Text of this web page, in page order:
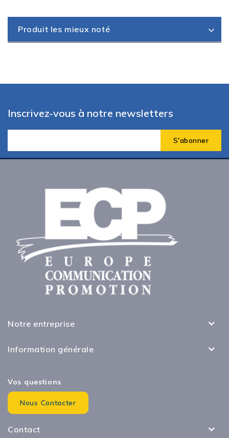
Produit les mieux noté
Inscrivez-vous à notre newsletters
Notre entreprise
Information générale
Vos questions
Nous Contacter
Contact